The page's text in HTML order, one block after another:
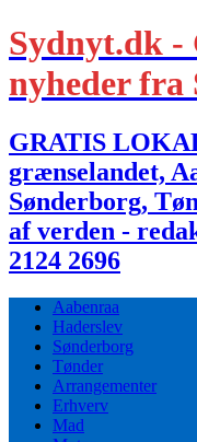
Sydnyt.dk -
nyheder fra
GRATIS
grænselandet,
Sønderborg,
af verden -
2124 2696
Aabenraa
Haderslev
Sønderborg
Tønder
Arrangementer
Erhverv
Mad